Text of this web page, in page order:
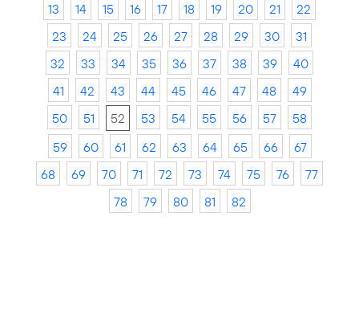
13
14 15 16 17 18 19 20 21
22
23
24 25 26 27 28 29 30
31
32
33 34 35 36 37 38 39
40
41
42 43 44 45 46 47 48
49
50
51 52 53 54 55 56 57
58
59
60 61 62 63 64 65 66
67
68
69 70 71 72 73 74 75 76
77
78
79 80 81 82